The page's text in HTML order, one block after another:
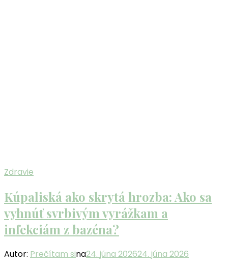
Zdravie
Kúpaliská ako skrytá hrozba: Ako sa
vyhnúť svrbivým vyrážkam a
infekciám z bazéna?
Autor: Prečítam sina24. júna 202624. júna 2026